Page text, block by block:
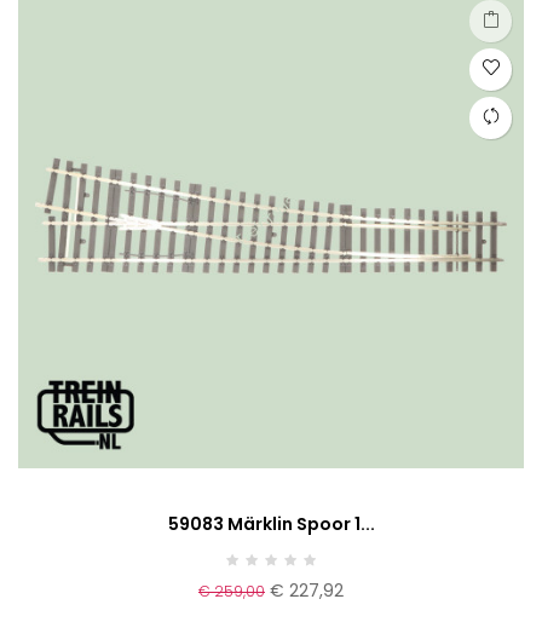
59083 Märklin Spoor 1...
€ 259,00 € 227,92